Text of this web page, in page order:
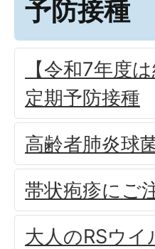
予防接種
【令和7年度
定期予防接種
高齢者肺炎球
帯状疱疹にご
大人のRSウイ